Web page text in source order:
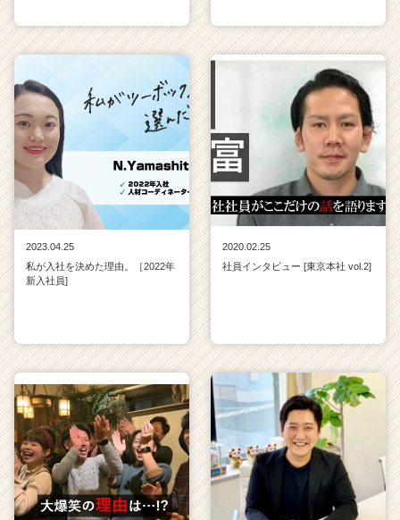
2023.04.25
私が入社を決めた理由。［2022年
新入社員]
2020.02.25
社員インタビュー [東京本社 vol.2]